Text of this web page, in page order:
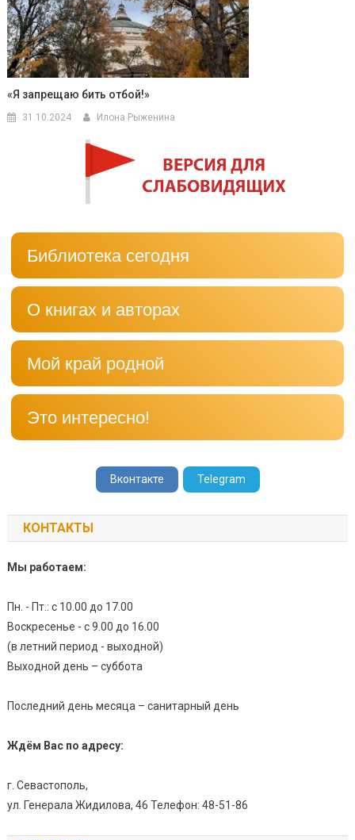
«Я запрещаю бить отбой!»
31.10.2024 Илона Рыженина
Библиотека сегодня
О книгах и авторах
Мой край родной
Это интересно!
Вконтакте Telegram
КОНТАКТЫ
Мы работаем:
Пн. - Пт.: с 10.00 до 17.00
Воскресенье - с 9.00 до 16.00
(в летний период - выходной)
Выходной день – суббота
Последний день месяца – санитарный день
Ждём Вас по адресу:
г. Севастополь,
ул. Генерала Жидилова, 46 Телефон: 48-51-86